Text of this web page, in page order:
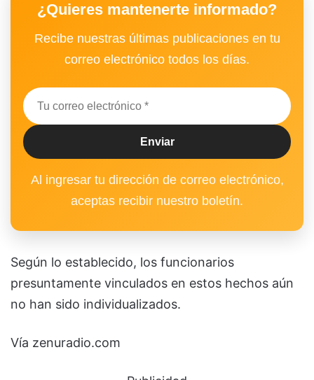
¿Quieres mantenerte informado?
Recibe nuestras últimas publicaciones en tu
correo electrónico todos los días.
Al ingresar tu dirección de correo electrónico,
aceptas recibir nuestro boletín.
Según lo establecido, los funcionarios
presuntamente vinculados en estos hechos aún
no han sido individualizados.
Vía zenuradio.com